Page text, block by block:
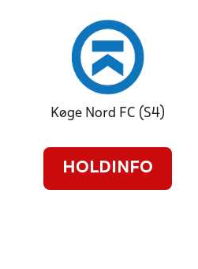
Køge Nord FC (S4)
HOLDINFO